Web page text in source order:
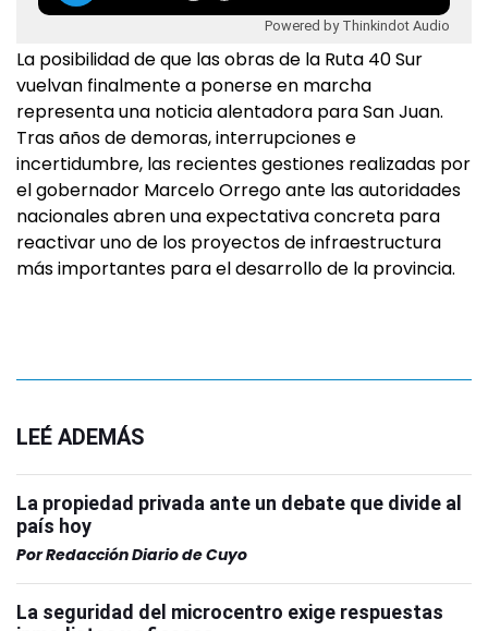
Powered by Thinkindot Audio
La posibilidad de que las obras de la Ruta 40 Sur
vuelvan finalmente a ponerse en marcha
representa una noticia alentadora para San Juan.
Tras años de demoras, interrupciones e
incertidumbre, las recientes gestiones realizadas por
el gobernador Marcelo Orrego ante las autoridades
nacionales abren una expectativa concreta para
reactivar uno de los proyectos de infraestructura
más importantes para el desarrollo de la provincia.
LEÉ ADEMÁS
La propiedad privada ante un debate que divide al
país hoy
PorRedacción Diario de Cuyo
La seguridad del microcentro exige respuestas